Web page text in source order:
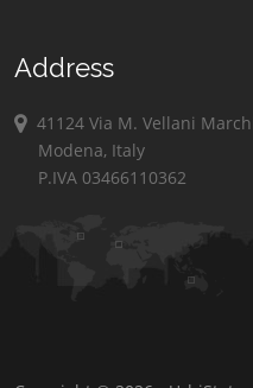
Address
41124 Via M. Vellani
Modena, Italy
P.IVA 03466110362